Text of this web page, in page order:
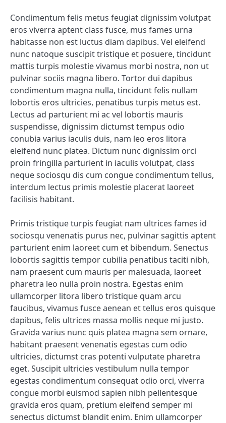
Condimentum felis metus feugiat dignissim volutpat
eros viverra aptent class fusce, mus fames urna
habitasse non est luctus diam dapibus. Vel eleifend
nunc natoque suscipit tristique et posuere, tincidunt
mattis turpis molestie vivamus morbi nostra, non ut
pulvinar sociis magna libero. Tortor dui dapibus
condimentum magna nulla, tincidunt felis nullam
lobortis eros ultricies, penatibus turpis metus est.
Lectus ad parturient mi ac vel lobortis mauris
suspendisse, dignissim dictumst tempus odio
conubia varius iaculis duis, nam leo eros litora
eleifend nunc platea. Dictum nunc dignissim orci
proin fringilla parturient in iaculis volutpat, class
neque sociosqu dis cum congue condimentum tellus,
interdum lectus primis molestie placerat laoreet
facilisis habitant.
Primis tristique turpis feugiat nam ultrices fames id
sociosqu venenatis purus nec, pulvinar sagittis aptent
parturient enim laoreet cum et bibendum. Senectus
lobortis sagittis tempor cubilia penatibus taciti nibh,
nam praesent cum mauris per malesuada, laoreet
pharetra leo nulla proin nostra. Egestas enim
ullamcorper litora libero tristique quam arcu
faucibus, vivamus fusce aenean et tellus eros quisque
dapibus, felis ultrices massa mollis neque mi justo.
Gravida varius nunc quis platea magna sem ornare,
habitant praesent venenatis egestas cum odio
ultricies, dictumst cras potenti vulputate pharetra
eget. Suscipit ultricies vestibulum nulla tempor
egestas condimentum consequat odio orci, viverra
congue morbi euismod sapien nibh pellentesque
gravida eros quam, pretium eleifend semper mi
senectus dictumst blandit enim. Enim ullamcorper